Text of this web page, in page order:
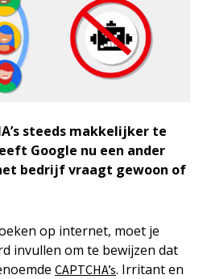
steeds makkelijker te
Google nu een ander
bedrijf vraagt gewoon of
op internet, moet je
invullen om te bewijzen dat
CAPTCHA’s. Irritant en